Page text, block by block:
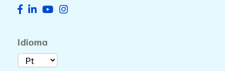
Idioma